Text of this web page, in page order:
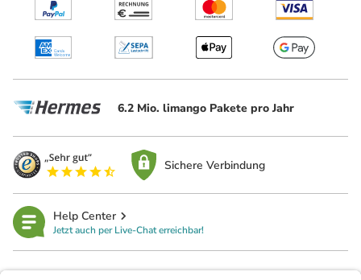
6.2 Mio. limango Pakete pro Jahr
Sichere Verbindung
Help Center
Jetzt auch per Live-Chat erreichbar!